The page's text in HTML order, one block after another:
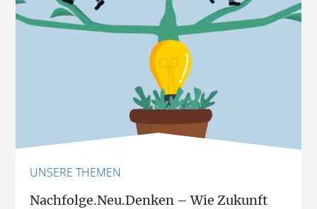
UNSERE THEMEN
Nachfolge.Neu.Denken – Wie Zukunft